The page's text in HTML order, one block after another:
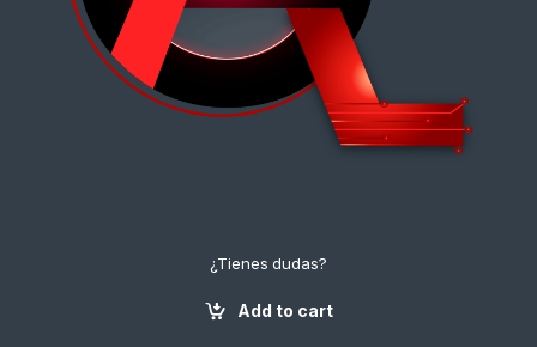
Add to cart
¿Tienes dudas?
+57 3112222643